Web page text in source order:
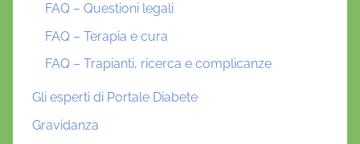
FAQ – Questioni legali
FAQ – Terapia e cura
FAQ – Trapianti, ricerca e complicanze
Gli esperti di Portale Diabete
Gravidanza